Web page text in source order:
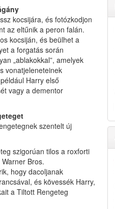
kocsijára, és fotózkodjon
az eltűnik a peron falán.
kocsiján, és beülhet a
a forgatás során
„ablakokkal”, amelyek
vonatjeleneteinek
Harry első
vagy a dementor
szentelt új
szigorúan tilos a roxforti
Bros.
hogy dacoljanak
és kövessék Harry,
a Tiltott Rengeteg